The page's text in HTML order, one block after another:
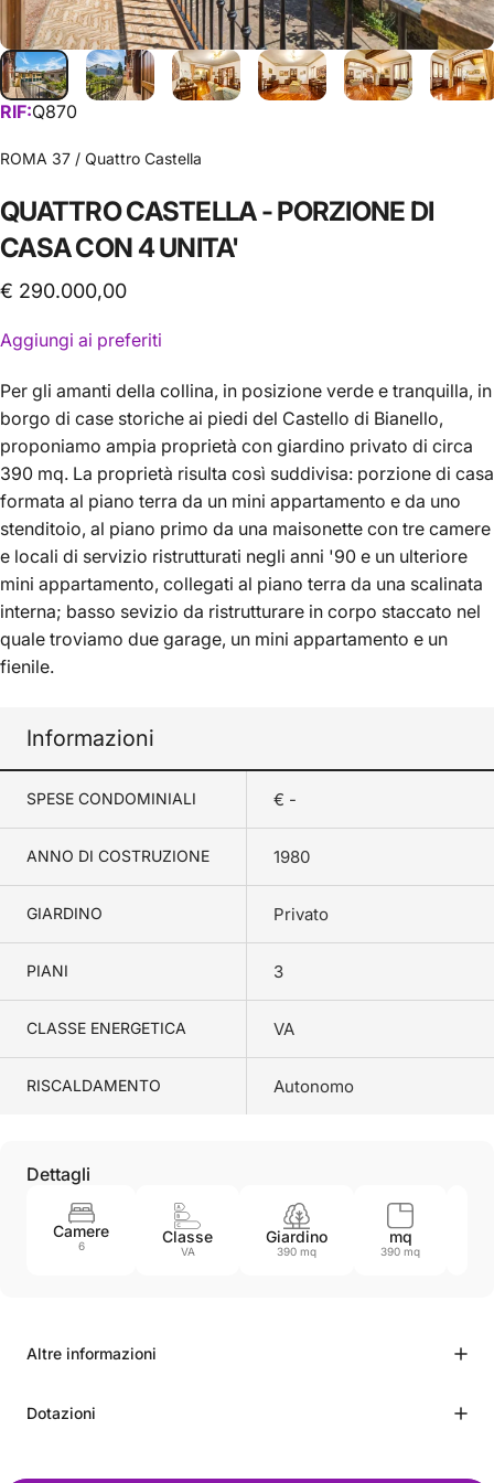
RIF:Q870
ROMA 37 / Quattro Castella
QUATTROCASTELLA-PORZIONE DI
CASACON 4UNITA'
€ 290.000,00
Aggiungi ai preferiti
Per gli amanti della collina, in posizione verde e tranquilla, in
borgo di case storiche ai piedi del Castello di Bianello,
proponiamo ampia proprietà con giardino privato di circa
390 mq. La proprietà risulta così suddivisa: porzione di casa
formata al piano terra da un mini appartamento e da uno
stenditoio, al piano primo da una maisonette con tre camere
e locali di servizio ristrutturati negli anni '90 e un ulteriore
mini appartamento, collegati al piano terra da una scalinata
interna; basso sevizio da ristrutturare in corpo staccato nel
quale troviamo due garage, un mini appartamento e un
fienile.
Informazioni
SPESE CONDOMINIALI € -
ANNO DI COSTRUZIONE 1980
GIARDINO Privato
PIANI 3
CLASSE ENERGETICA VA
RISCALDAMENTO Autonomo
Dettagli
Camere
6
Classe
VA
Giardino
390 mq
mq
390 mq
Altre informazioni
Dotazioni